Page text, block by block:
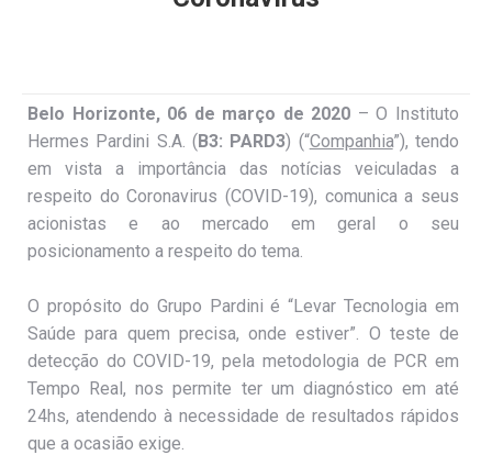
Belo Horizonte, 06 de março de 2020 – O Instituto
Hermes Pardini S.A. (B3: PARD3) (“Companhia”), tendo
em vista a importância das notícias veiculadas a
respeito do Coronavirus (COVID-19), comunica a seus
acionistas e ao mercado em geral o seu
posicionamento a respeito do tema.
O propósito do Grupo Pardini é “Levar Tecnologia em
Saúde para quem precisa, onde estiver”. O teste de
detecção do COVID-19, pela metodologia de PCR em
Tempo Real, nos permite ter um diagnóstico em até
24hs, atendendo à necessidade de resultados rápidos
que a ocasião exige.